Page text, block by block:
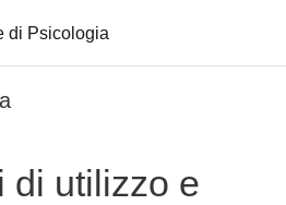
di Psicologia
di utilizzo e